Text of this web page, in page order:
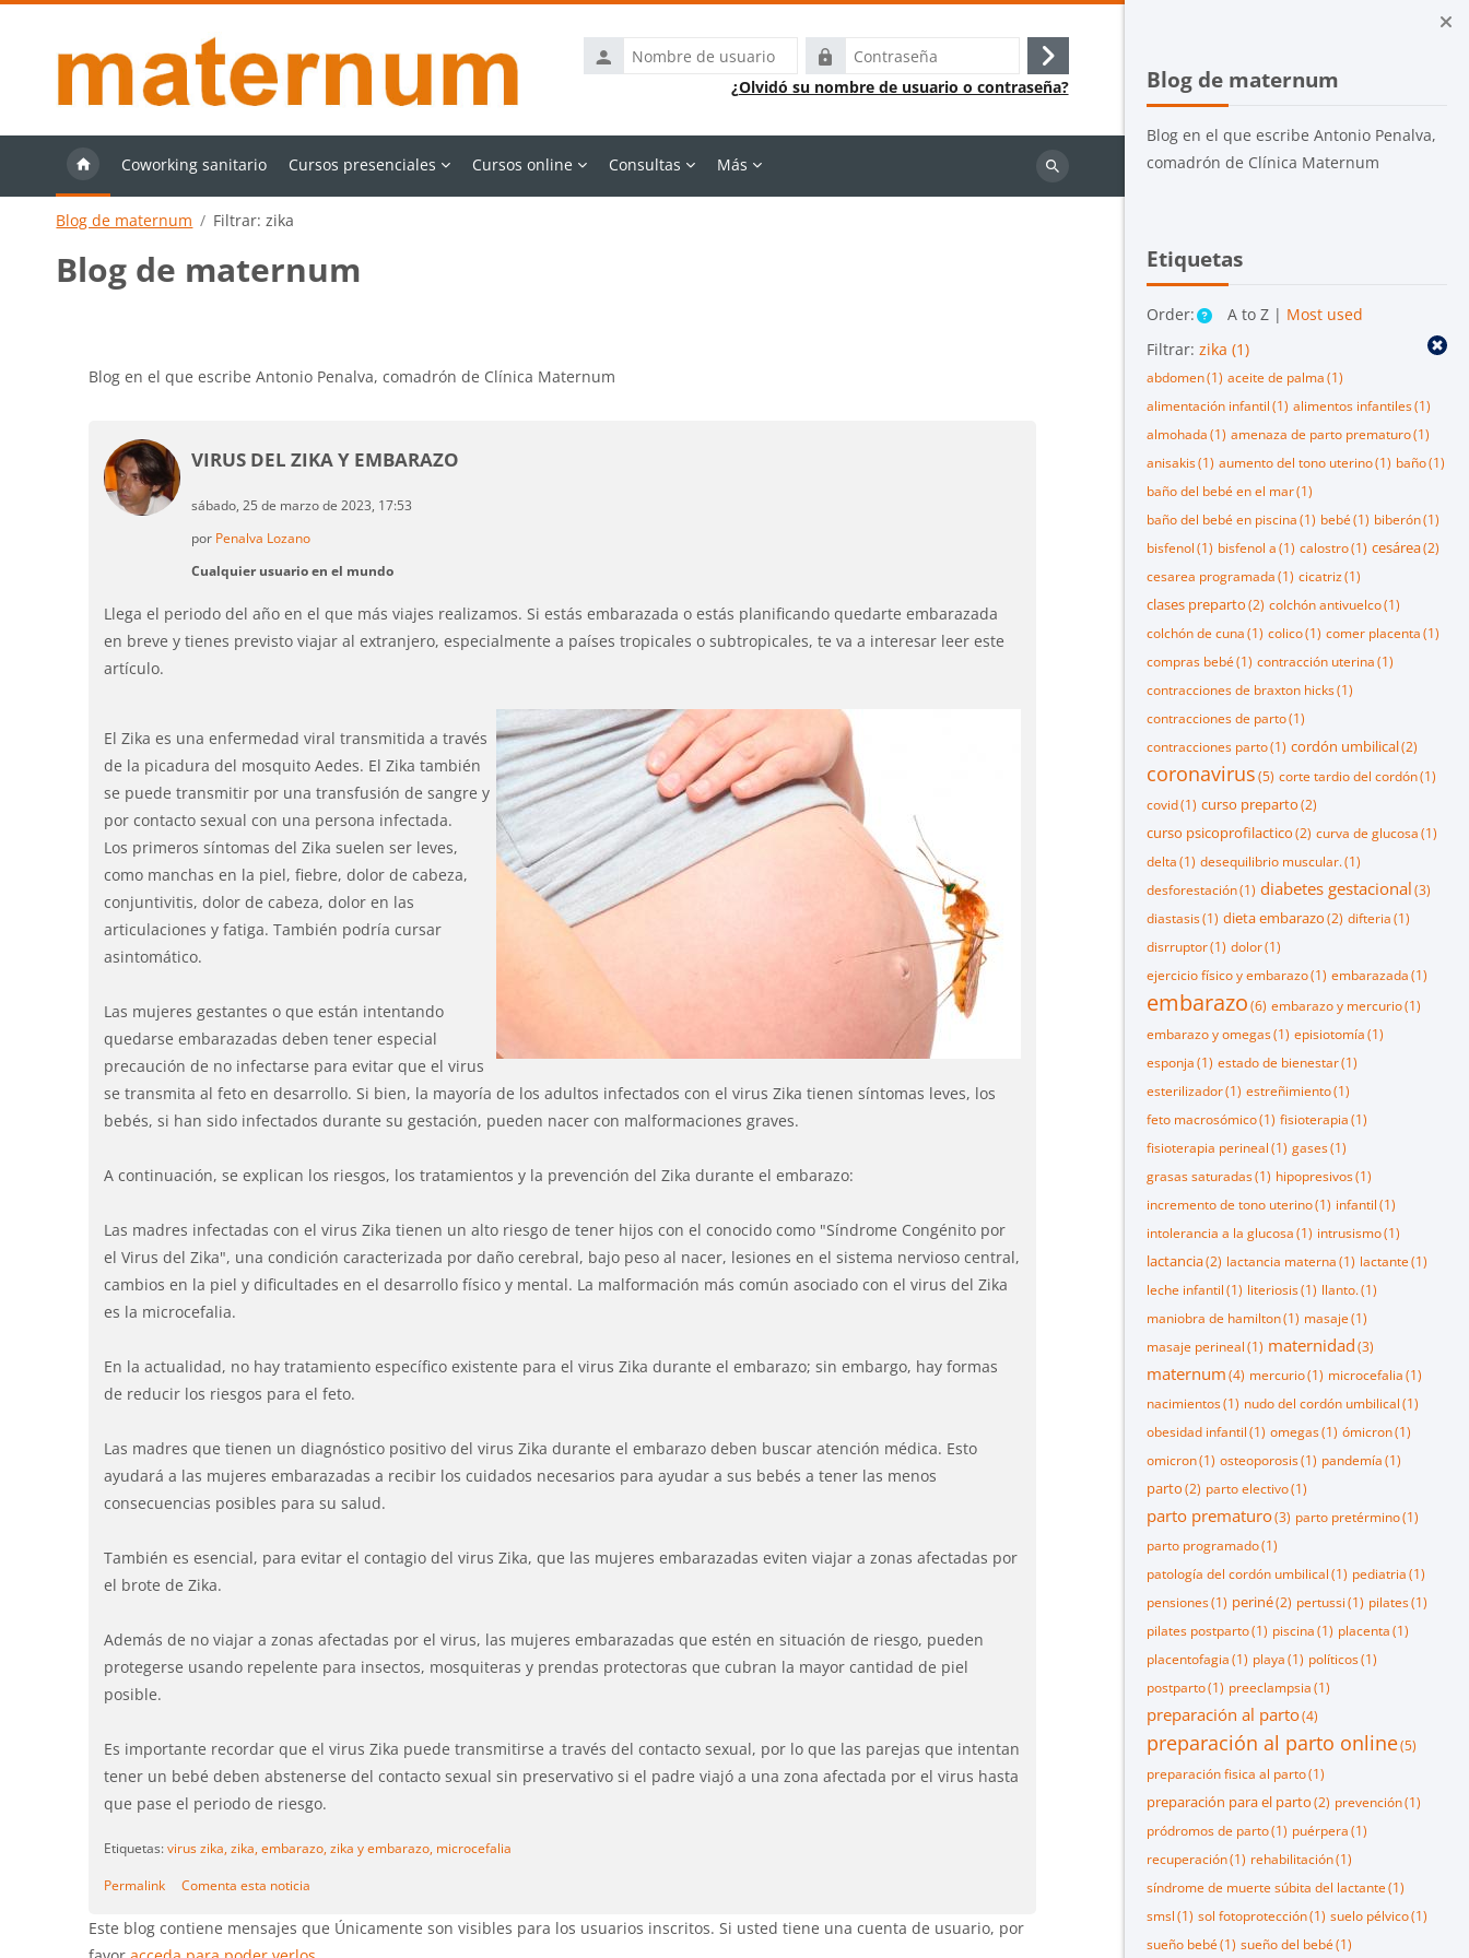
Bloques
Blog de maternum
Blog en el que escribe Antonio Penalva,
comadrón de Clínica Maternum
Etiquetas
Order: A to Z | Most used
Filtrar: zika (1)
abdomen(1) aceite de palma(1)
alimentación infantil(1) alimentos infantiles(1)
almohada(1) amenaza de parto prematuro(1)
anisakis(1) aumento del tono uterino(1) baño(1)
baño del bebé en el mar(1)
baño del bebé en piscina(1) bebé(1) biberón(1)
bisfenol(1) bisfenol a(1) calostro(1) cesárea(2)
cesarea programada(1) cicatriz(1)
clases preparto(2) colchón antivuelco(1)
colchón de cuna(1) colico(1) comer placenta(1)
compras bebé(1) contracción uterina(1)
contracciones de braxton hicks(1)
contracciones de parto(1)
contracciones parto(1) cordón umbilical(2)
coronavirus(5) corte tardio del cordón(1)
covid(1) curso preparto(2)
curso psicoprofilactico(2) curva de glucosa(1)
delta(1) desequilibrio muscular.(1)
desforestación(1) diabetes gestacional(3)
diastasis(1) dieta embarazo(2) difteria(1)
disrruptor(1) dolor(1)
ejercicio físico y embarazo(1) embarazada(1)
embarazo(6) embarazo y mercurio(1)
embarazo y omegas(1) episiotomía(1)
esponja(1) estado de bienestar(1)
esterilizador(1) estreñimiento(1)
feto macrosómico(1) fisioterapia(1)
fisioterapia perineal(1) gases(1)
grasas saturadas(1) hipopresivos(1)
incremento de tono uterino(1) infantil(1)
intolerancia a la glucosa(1) intrusismo(1)
lactancia(2) lactancia materna(1) lactante(1)
leche infantil(1) literiosis(1) llanto.(1)
maniobra de hamilton(1) masaje(1)
masaje perineal(1) maternidad(3)
maternum(4) mercurio(1) microcefalia(1)
nacimientos(1) nudo del cordón umbilical(1)
obesidad infantil(1) omegas(1) ómicron(1)
omicron(1) osteoporosis(1) pandemía(1)
parto(2) parto electivo(1)
parto prematuro(3) parto pretérmino(1)
parto programado(1)
patología del cordón umbilical(1) pediatria(1)
pensiones(1) periné(2) pertussi(1) pilates(1)
pilates postparto(1) piscina(1) placenta(1)
placentofagia(1) playa(1) políticos(1)
postparto(1) preeclampsia(1)
preparación al parto(4)
preparación al parto online(5)
preparación fisica al parto(1)
preparación para el parto(2) prevención(1)
pródromos de parto(1) puérpera(1)
recuperación(1) rehabilitación(1)
síndrome de muerte súbita del lactante(1)
smsl(1) sol fotoprotección(1) suelo pélvico(1)
sueño bebé(1) sueño del bebé(1)
Nombre
de
Contraseña
Acceder
¿Olvidó su nombre de usuario o contraseña?
Coworking sanitario Cursos presenciales Cursos online Consultas Más
Buscar
Blog de maternum Filtrar: zika
Blog de maternum
Blog en el que escribe Antonio Penalva, comadrón de Clínica Maternum
VIRUS DEL ZIKA Y EMBARAZO
sábado, 25 de marzo de 2023, 17:53
por Penalva Lozano
Cualquier usuario en el mundo
Llega el periodo del año en el que más viajes realizamos. Si estás embarazada o estás planificando quedarte embarazada
en breve y tienes previsto viajar al extranjero, especialmente a países tropicales o subtropicales, te va a interesar leer este
artículo.
El Zika es una enfermedad viral transmitida a través
de la picadura del mosquito Aedes. El Zika también
se puede transmitir por una transfusión de sangre y
por contacto sexual con una persona infectada.
Los primeros síntomas del Zika suelen ser leves,
como manchas en la piel, fiebre, dolor de cabeza,
conjuntivitis, dolor de cabeza, dolor en las
articulaciones y fatiga. También podría cursar
asintomático.
Las mujeres gestantes o que están intentando
quedarse embarazadas deben tener especial
precaución de no infectarse para evitar que el virus
se transmita al feto en desarrollo. Si bien, la mayoría de los adultos infectados con el virus Zika tienen síntomas leves, los
bebés, si han sido infectados durante su gestación, pueden nacer con malformaciones graves.
A continuación, se explican los riesgos, los tratamientos y la prevención del Zika durante el embarazo:
Las madres infectadas con el virus Zika tienen un alto riesgo de tener hijos con el conocido como "Síndrome Congénito por
el Virus del Zika", una condición caracterizada por daño cerebral, bajo peso al nacer, lesiones en el sistema nervioso central,
cambios en la piel y dificultades en el desarrollo físico y mental. La malformación más común asociado con el virus del Zika
es la microcefalia.
En la actualidad, no hay tratamiento específico existente para el virus Zika durante el embarazo; sin embargo, hay formas
de reducir los riesgos para el feto.
Las madres que tienen un diagnóstico positivo del virus Zika durante el embarazo deben buscar atención médica. Esto
ayudará a las mujeres embarazadas a recibir los cuidados necesarios para ayudar a sus bebés a tener las menos
consecuencias posibles para su salud.
También es esencial, para evitar el contagio del virus Zika, que las mujeres embarazadas eviten viajar a zonas afectadas por
el brote de Zika.
Además de no viajar a zonas afectadas por el virus, las mujeres embarazadas que estén en situación de riesgo, pueden
protegerse usando repelente para insectos, mosquiteras y prendas protectoras que cubran la mayor cantidad de piel
posible.
Es importante recordar que el virus Zika puede transmitirse a través del contacto sexual, por lo que las parejas que intentan
tener un bebé deben abstenerse del contacto sexual sin preservativo si el padre viajó a una zona afectada por el virus hasta
que pase el periodo de riesgo.
Etiquetas:virus zika, zika, embarazo, zika y embarazo, microcefalia
Permalink Comenta esta noticia
Este blog contiene mensajes que Únicamente son visibles para los usuarios inscritos. Si usted tiene una cuenta de usuario, por